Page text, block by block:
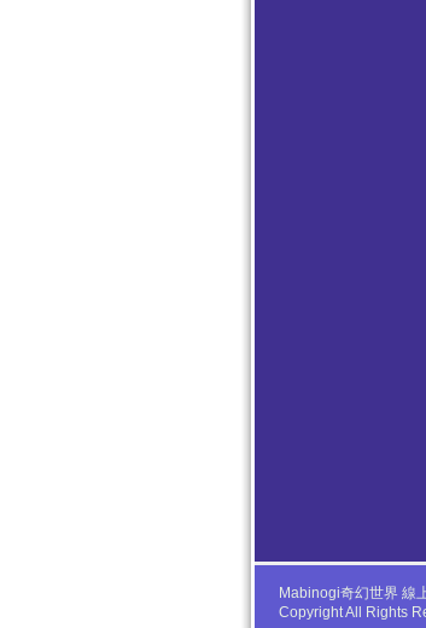
Mabinogi奇幻世界 線
Copyright All Rights